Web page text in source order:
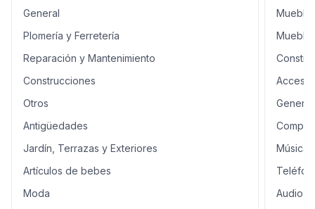
General
Plomería y Ferretería
Reparación y Mantenimiento
Construcciones
Otros
Antigüedades
Jardín, Terrazas y Exteriores
Artículos de bebes
Moda
General
Música,
Audio,